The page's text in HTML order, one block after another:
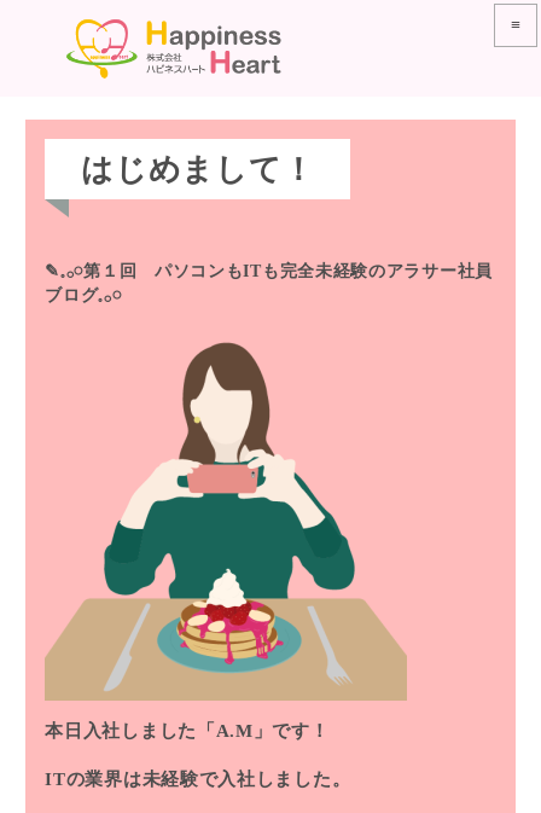
≡
はじめまして！
✎𓈒𓂂𓏸第１回 パソコンもITも完全未経験のアラサー社員
ブログ𓈒𓂂𓏸
本日入社しました「A.M」です！
ITの業界は未経験で入社しました。